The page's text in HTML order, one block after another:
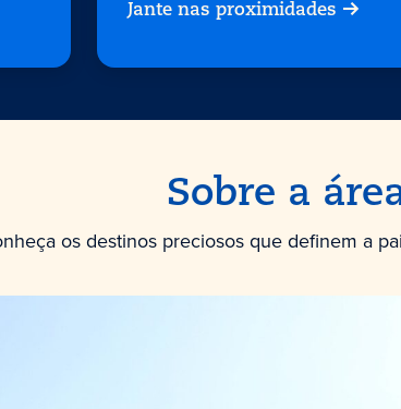
Jante nas proximidades
Sobre a
os destinos preciosos que definem a